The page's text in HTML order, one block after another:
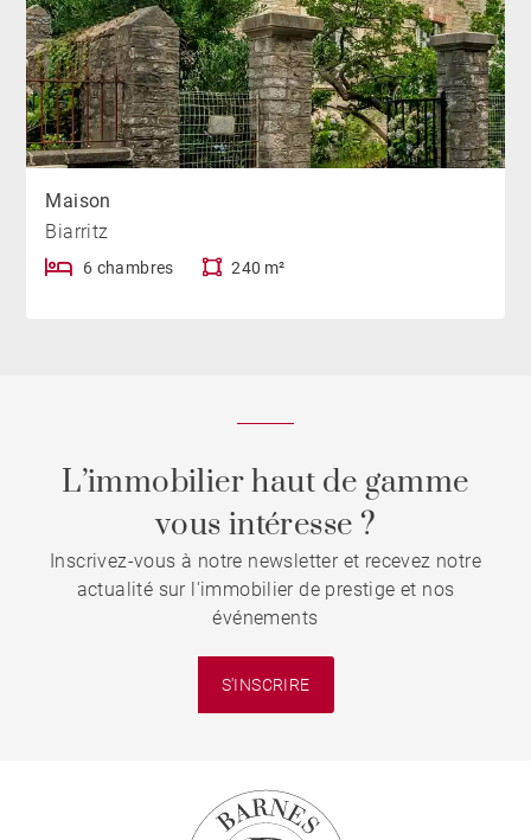
Maison
Biarritz
6 chambres 240 m²
L’immobilier haut de gamme
vous intéresse ?
Inscrivez-vous à notre newsletter et recevez notre
actualité sur l'immobilier de prestige et nos
événements
S'INSCRIRE